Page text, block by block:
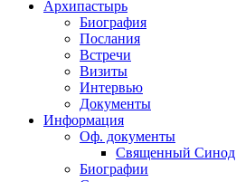
Архипастырь
Биография
Послания
Встречи
Визиты
Интервью
Документы
Информация
Оф. документы
Священный Синод
Биографии